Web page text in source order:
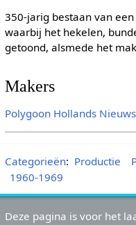
350-jarig bestaan van
waarbij het hekelen,
getoond, alsmede het
Makers
Polygoon Hollands Nieuws
Categorieën: Productie
1960-1969
Deze pagina is voor het